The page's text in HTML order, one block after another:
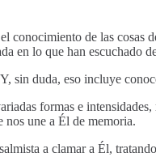
conocimiento de las
en lo que han escuchado
sin duda, eso incluye
formas e
nos une a Él de memoria.
a clamar a Él,